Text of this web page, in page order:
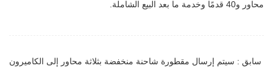
محاور و40 قدمًا وخدمة ما بعد البيع الشاملة.
سابق : سيتم إرسال مقطورة شاحنة منخفضة بثلاثة محاور إلى الكاميرون